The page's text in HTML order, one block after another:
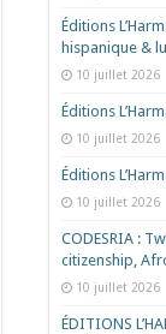
Éditions
hispanique &
10 juillet 2026
Éditions
10 juillet 2026
Éditions
10 juillet 2026
CODESRIA :
citizenship,
10 juillet 2026
ÉDITIONS